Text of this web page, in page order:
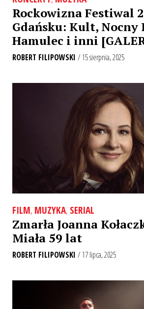
Rockowizna Festiwal
Gdańsku: Kult, Nocny
Hamulec i inni
ROBERT FILIPOWSKI / 15 sierpnia, 2025
FILM, MUZYKA, SERIAL
Zmarła Joanna
Miała 59 lat
ROBERT FILIPOWSKI / 17 lipca, 2025